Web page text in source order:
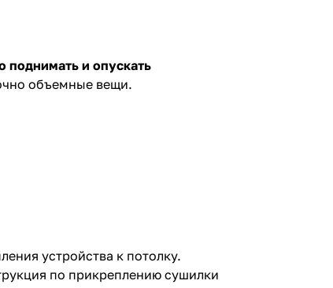
поднимать и опускать
объемные вещи.
устройства к потолку.
по прикреплению сушилки